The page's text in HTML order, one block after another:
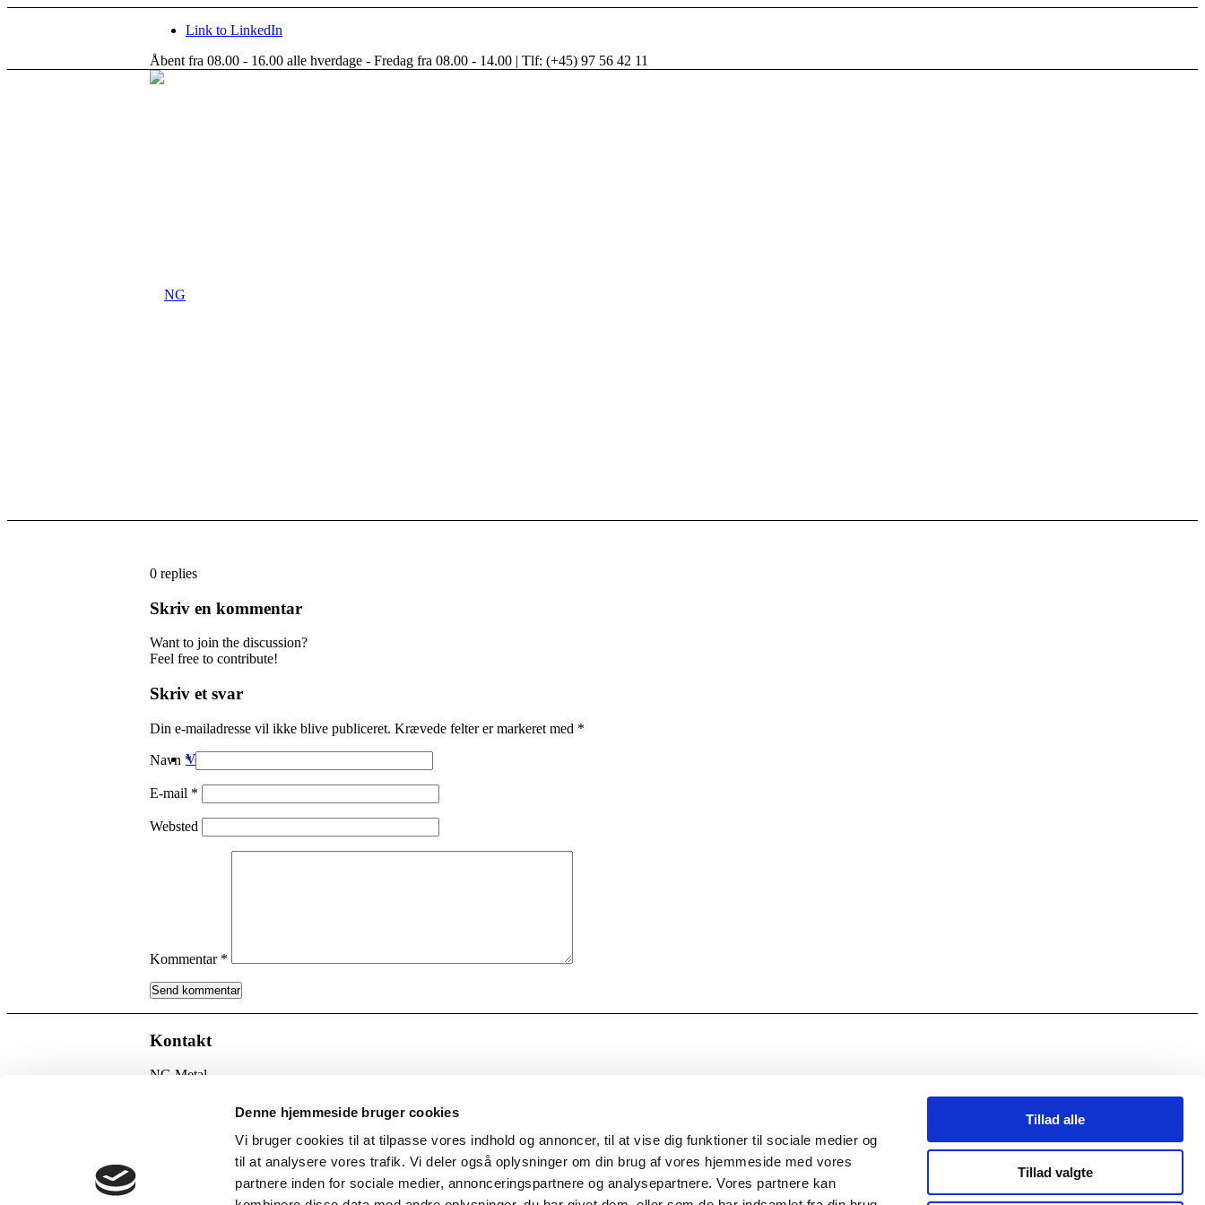
Denne hjemmeside bruger cookies
Vi bruger cookies til at tilpasse vores indhold og annoncer, til at vise dig funktioner til sociale medier og
til at analysere vores trafik. Vi deler også oplysninger om din brug af vores hjemmeside med vores
partnere inden for sociale medier, annonceringspartnere og analysepartnere. Vores partnere kan
Tillad alle
Tillad valgte
Link to LinkedIn
Åbent fra 08.00 - 16.00 alle hverdage - Fredag fra 08.00 - 14.00 | Tlf: (+45) 97 56 42 11
Velkommen
0 replies
Skriv en kommentar
Want to join the discussion?
Feel free to contribute!
Skriv et svar
Din e-mailadresse vil ikke blive publiceret. Krævede felter er markeret med *
Navn *
E-mail *
Websted
Kommentar *
Kontakt
NG Metal
dk – 7860 Spøttrup
ng@ng-dk.com
CVR: 16669792
© Copyright - NG Metal A/S